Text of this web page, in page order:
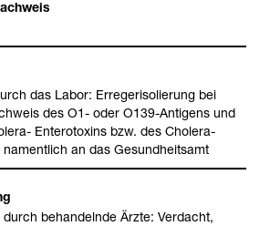
das Labor: Erre­ger­iso­lie­rung bei
des O1- oder O139-​Anti­gens und
Ente­ro­to­xins bzw. des Cho­lera-​
an das Gesund­heits­amt
behan­delnde Ärzte: Ver­dacht,